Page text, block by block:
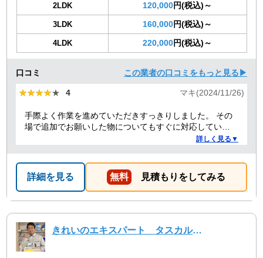
2LDK 120,000円(税込)～
3LDK 160,000円(税込)～
4LDK 220,000円(税込)～
口コミ この業者の口コミをもっと見る▶
★★★★★
★★★★★ 4 マキ(2024/11/26)
手際よく作業を進めていただきすっきりしました。 その
場で追加でお願いした物についてもすぐに対応していた
だきました。 来てくれた二人のうちの一人が女性だった
詳しく見る▼
詳細を見る 無料 見積もりをしてみる
きれいのエキスパート タスカルハーツ